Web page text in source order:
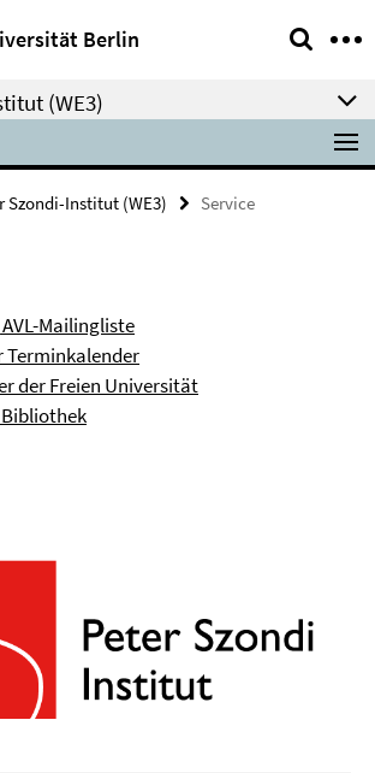
Berlin
(WE3)
Szondi-Institut (WE3) Service
Mailingliste
Terminkalender
der Freien Universität